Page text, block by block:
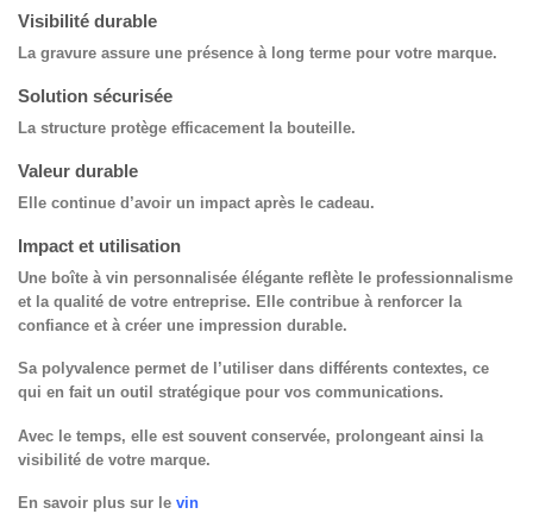
Visibilité durable
La gravure assure une présence à long terme pour votre marque.
Solution sécurisée
La structure protège efficacement la bouteille.
Valeur durable
Elle continue d’avoir un impact après le cadeau.
Impact et utilisation
Une boîte à vin personnalisée élégante reflète le professionnalisme
et la qualité de votre entreprise. Elle contribue à renforcer la
confiance et à créer une impression durable.
Sa polyvalence permet de l’utiliser dans différents contextes, ce
qui en fait un outil stratégique pour vos communications.
Avec le temps, elle est souvent conservée, prolongeant ainsi la
visibilité de votre marque.
En savoir plus sur le vin